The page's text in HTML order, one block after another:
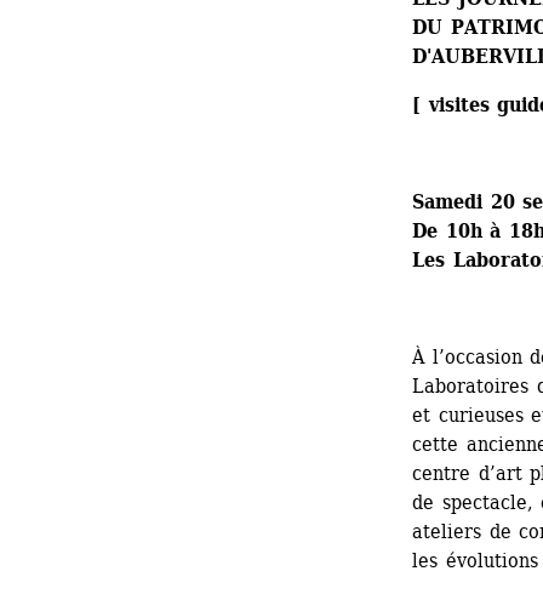
DU
[ visites
Samedi 20
De 10h à
Les
À l’occasion
Laboratoires
et curieuses
cette
centre d’art
de
ateliers de
les